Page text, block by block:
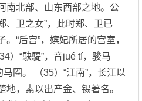
南北部、山东西部之地。公
、卫之女”，此时郑、卫已
“后宫”，嫔妃所居的宫室，
）“駃騠”，音jué tí，骏马
圈。 （35）“江南”，长江以
地，素以出产金、锡著名。